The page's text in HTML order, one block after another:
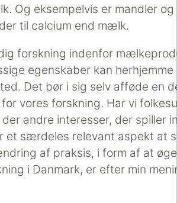
Og eksempelvis er mandler
til calcium end mælk.
forskning indenfor
egenskaber kan herhjemme
Det bør i sig selv afføde en
vores forskning. Har vi
andre interesser, der spiller
et særdeles relevant aspekt at
af praksis, i form af at
i Danmark, er efter min